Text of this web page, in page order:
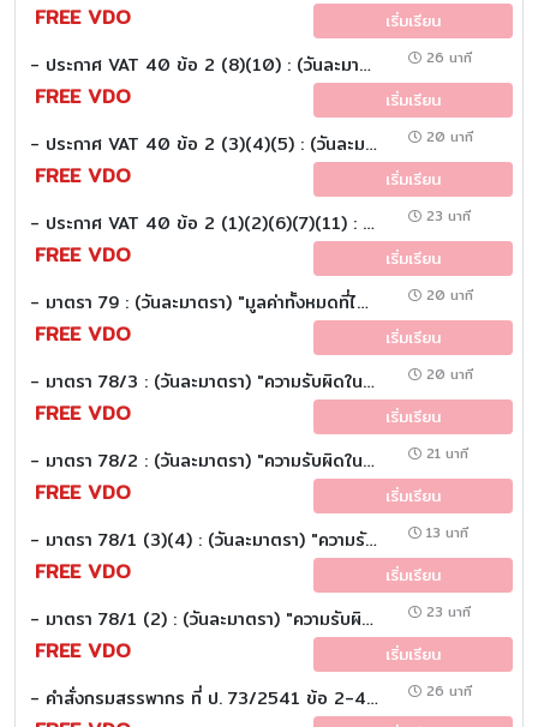
FREE VDO เริ่มเรียน
- ประกาศ VAT 40 ข้อ 2 (8)(10) : (วันละมาตรา) (Part 3 of 4) 26 นาที
FREE VDO เริ่มเรียน
- ประกาศ VAT 40 ข้อ 2 (3)(4)(5) : (วันละมาตรา) (Part 2 of 4) 20 นาที
FREE VDO เริ่มเรียน
- ประกาศ VAT 40 ข้อ 2 (1)(2)(6)(7)(11) : (วันละมาตรา) (Part 1 of 4) 23 นาที
FREE VDO เริ่มเรียน
- มาตรา 79 : (วันละมาตรา) "มูลค่าทั้งหมดที่ได้รับหรือพึงได้รับ" 20 นาที
FREE VDO เริ่มเรียน
- มาตรา 78/3 : (วันละมาตรา) "ความรับผิดในกรณีที่กำหนดโดยกฎกระทรวง 20 นาที
FREE VDO เริ่มเรียน
- มาตรา 78/2 : (วันละมาตรา) "ความรับผิดในกรณีนำเข้า" 21 นาที
FREE VDO เริ่มเรียน
- มาตรา 78/1 (3)(4) : (วันละมาตรา) "ความรับผิดในกรณีให้บริการ" 13 นาที
FREE VDO เริ่มเรียน
- มาตรา 78/1 (2) : (วันละมาตรา) "ความรับผิดในกรณีให้บริการ" ตามสัญญาที่กำหนดค่าตอบแทนตามส่วน 23 นาที
FREE VDO เริ่มเรียน
- คำสั่งกรมสรรพากร ที่ ป. 73/2541 ข้อ 2-4 "การให้เช่าทรัพย์สินหรือให้บริการอื่น" : (วันละมาตรา) 26 นาที